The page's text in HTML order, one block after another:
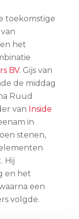
toekomstige
het
BV. Gijs van
de middag
Ruud
van Inside
in
stenen,
Hij
en het
een
volgde.